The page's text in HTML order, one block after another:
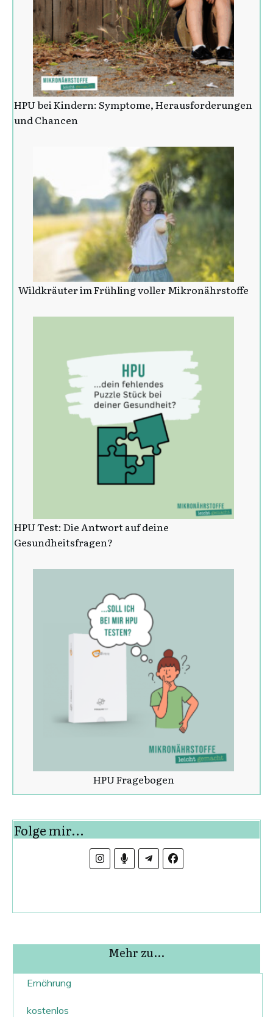
HPU bei Kindern: Symptome, Herausforderungen
und Chancen
Wildkräuter im Frühling voller Mikronährstoffe
HPU Test: Die Antwort auf deine
Gesundheitsfragen?
HPU Fragebogen
Folge mir...
Mehr zu...
Ernährung
kostenlos